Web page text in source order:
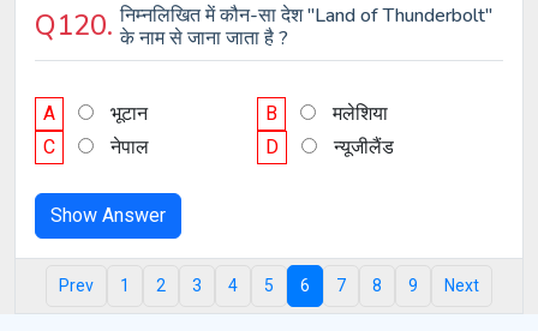
Q120.निम्नलिखित में कौन-सा देश "Land of Thunderbolt"
के नाम से जाना जाता है ?
A भूटान B
मलेशिया
C
नेपाल D न्यूजीलैंड
Show Answer
Prev 1 2 3 4 5 6 7 8 9 Next